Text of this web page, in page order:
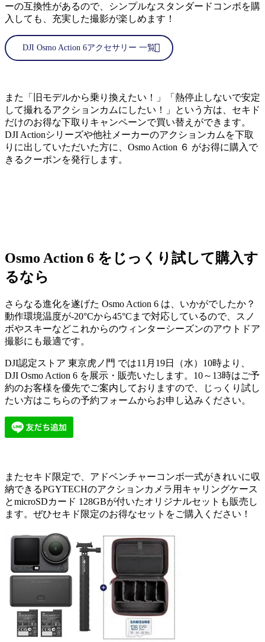
ーの互換性があるので、シンプルなスタンダードコンボを購
入しても、充実した撮影が楽しめます！
DJI Osmo Action 6アクセサリー 一覧
また「旧モデルから乗り換えたい！」「熱停止しないで安定
して撮れるアクションカムにしたい！」という方は、セキド
だけのお得な下取りキャンペーンで買い替えができます。
DJI Actionシリーズや他社メーカーのアクションカムを下取
りに出していただいた方に、Osmo Action ６ がお得に購入で
きるクーポンを発行します。
Osmo Action 6 をじっくり試して購入す
るなら
さらなる進化を遂げた Osmo Action 6 は、いかがでしたか？
動作環境温度が-20°Cから45°Cまで対応しているので、スノ
ボやスキーなどこれからのウィンターシーズンのアウトドア
撮影にも最適です。
DJI認定ストア 東京虎ノ門 では11月19日（水）10時より、
DJI Osmo Action 6 を展示・販売いたします。10～13時はご予
約のお客様を優先でご案内しておりますので、じっくり試し
たい方はこちらの予約フォームからお申し込みください。
またセキド限定で、アドベンチャーコンボ一式がきれいに収
納できるPGYTECHのアクションカメラ用キャリングケース
とmicroSDカード 128GBが付いたオリジナルセットも販売し
ます。ぜひセキド限定のお得なセットをご購入ください！